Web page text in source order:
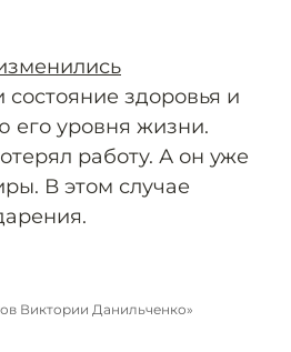
здоровья и
его уровня жизни.
работу. А он уже
В этом случае
Виктории Данильченко»